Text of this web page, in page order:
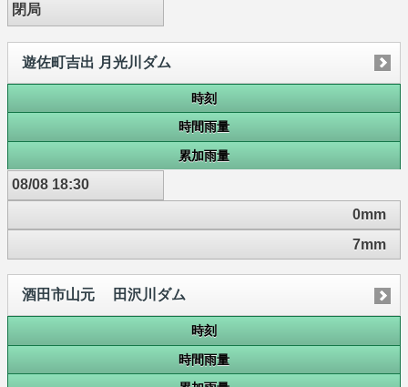
閉局
遊佐町吉出 月光川ダム
時刻
時間雨量
累加雨量
08/08 18:30
0mm
7mm
酒田市山元 田沢川ダム
時刻
時間雨量